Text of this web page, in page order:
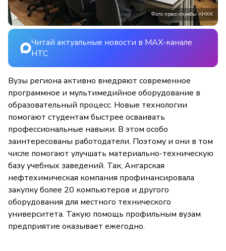
Фото пресс-службы АНХК
Читай актуальные новости в MAX-канале
НТС
Вузы региона активно внедряют современное
программное и мультимедийное оборудование в
образовательный процесс. Новые технологии
помогают студентам быстрее осваивать
профессиональные навыки. В этом особо
заинтересованы работодатели. Поэтому и они в том
числе помогают улучшать материально-техническую
базу учебных заведений. Так, Ангарская
нефтехимическая компания профинансировала
закупку более 20 компьютеров и другого
оборудования для местного технического
университета. Такую помощь профильным вузам
предприятие оказывает ежегодно.